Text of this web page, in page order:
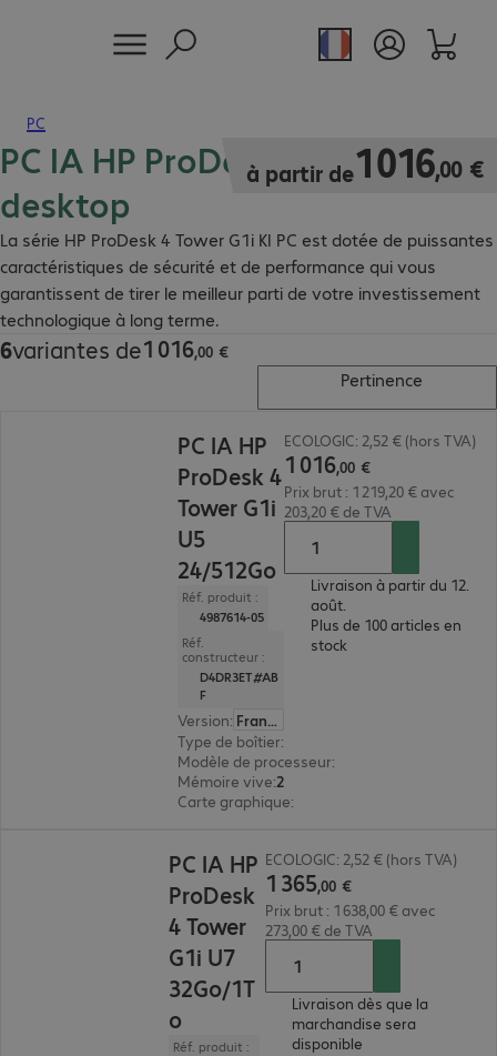
PC
PC IA HP ProDesk 4 tour G1i
desktop
La série HP ProDesk 4 Tower G1i KI PC est dotée de puissantes
caractéristiques de sécurité et de performance qui vous
garantissent de tirer le meilleur parti de votre investissement
technologique à long terme.
à partir de1016,00 €
1 016,00 €
6variantes de1 016,00 €
1 016,00 €
Pertinence
PC IA HP
ProDesk 4
Tower G1i
U5
24/512Go
Réf. produit :
4987614-05
Réf.
constructeur :
D4DR3ET#AB
F
Version:
Français
Type de boîtier:
Modèle de processeur:
Mémoire vive:
Carte graphique:
ECOLOGIC: 2,52 € (hors TVA)
1 016,00 €
Prix brut : 1 219,20 € avec
203,20 € de TVA
Livraison à partir du 12.
août.
Plus de 100 articles en
stock
PC IA HP
ProDesk
4 Tower
G1i U7
32Go/1T
o
Réf. produit :
ECOLOGIC: 2,52 € (hors TVA)
1 365,00 €
Prix brut : 1 638,00 € avec
273,00 € de TVA
Livraison dès que la
marchandise sera
disponible